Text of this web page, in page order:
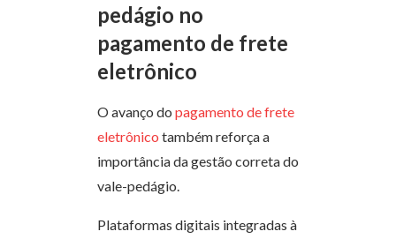
pedágio no
pagamento de frete
eletrônico
O avanço do pagamento de frete
eletrônico também reforça a
importância da gestão correta do
vale-pedágio.
Plataformas digitais integradas à